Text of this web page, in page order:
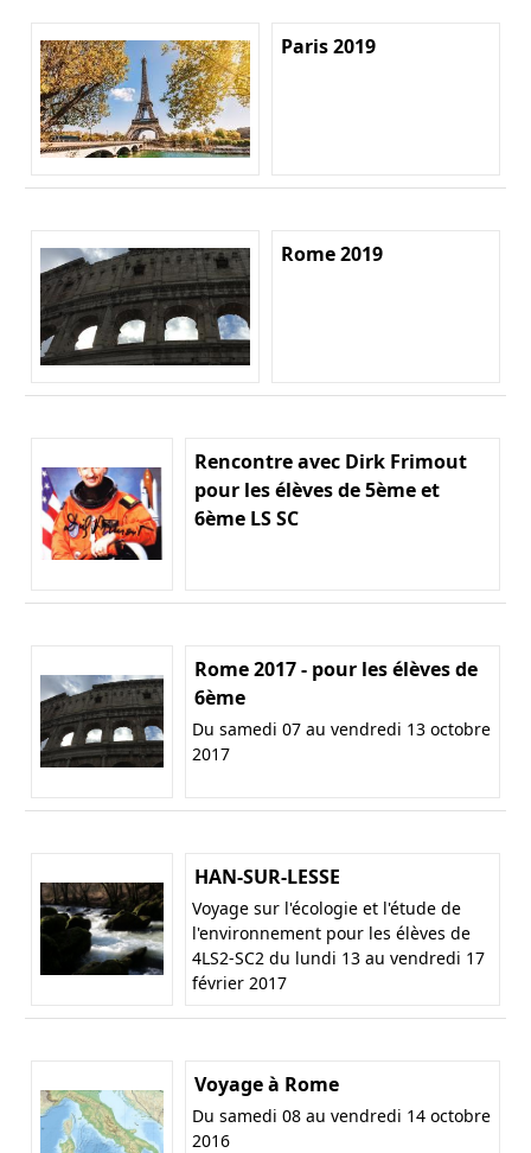
Paris 2019
Rome 2019
Rencontre avec Dirk Frimout
pour les élèves de 5ème et
6ème LS SC
Rome 2017 - pour les élèves de
6ème
Du samedi 07 au vendredi 13 octobre
2017
HAN-SUR-LESSE
Voyage sur l'écologie et l'étude de
l'environnement pour les élèves de
4LS2-SC2 du lundi 13 au vendredi 17
février 2017
Voyage à Rome
Du samedi 08 au vendredi 14 octobre
2016